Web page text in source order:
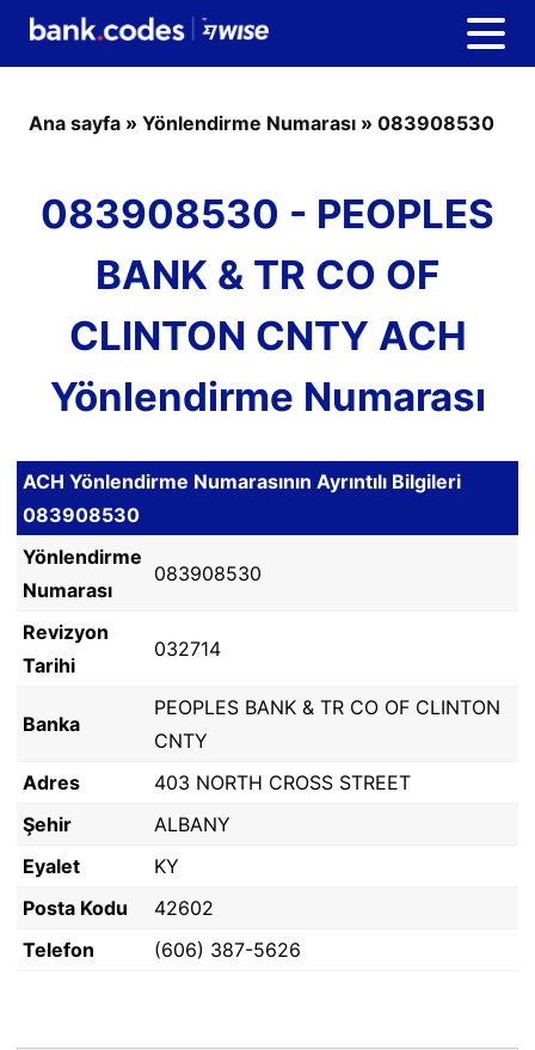
Ana sayfa » Yönlendirme Numarası » 083908530
083908530 - PEOPLES
BANK & TR CO OF
CLINTON CNTY ACH
Yönlendirme Numarası
ACH Yönlendirme Numarasının Ayrıntılı Bilgileri
083908530
Yönlendirme
Numarası
083908530
Revizyon
Tarihi
032714
Banka
PEOPLES BANK & TR CO OF CLINTON
CNTY
Adres
403 NORTH CROSS STREET
Şehir
ALBANY
Eyalet
KY
Posta Kodu
42602
Telefon
(606) 387-5626